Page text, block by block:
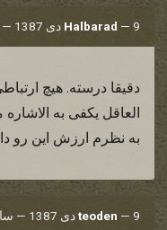
Halbarad — 9 دی 1387 — ساعت 19:27
دقیقا درسته. هیچ
العاقل یکفی به
به نظرم ارزش این رو
teoden — 9 دی 1387 — ساعت 19:27